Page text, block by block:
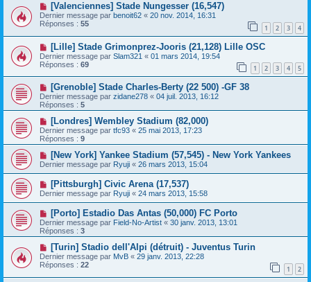
[Valenciennes] Stade Nungesser (16,547)
Dernier message par benoit62 « 20 nov. 2014, 16:31
Réponses : 55 1 2 3 4
[Lille] Stade Grimonprez-Jooris (21,128) Lille OSC
Dernier message par Slam321 « 01 mars 2014, 19:54
Réponses : 69 1 2 3 4 5
[Grenoble] Stade Charles-Berty (22 500) -GF 38
Dernier message par zidane278 « 04 juil. 2013, 16:12
Réponses : 5
[Londres] Wembley Stadium (82,000)
Dernier message par tfc93 « 25 mai 2013, 17:23
Réponses : 9
[New York] Yankee Stadium (57,545) - New York Yankees
Dernier message par Ryuji « 26 mars 2013, 15:04
[Pittsburgh] Civic Arena (17,537)
Dernier message par Ryuji « 24 mars 2013, 15:58
[Porto] Estadio Das Antas (50,000) FC Porto
Dernier message par Field-No-Artist « 30 janv. 2013, 13:01
Réponses : 3
[Turin] Stadio dell'Alpi (détruit) - Juventus Turin
Dernier message par MvB « 29 janv. 2013, 22:28
Réponses : 22 1 2